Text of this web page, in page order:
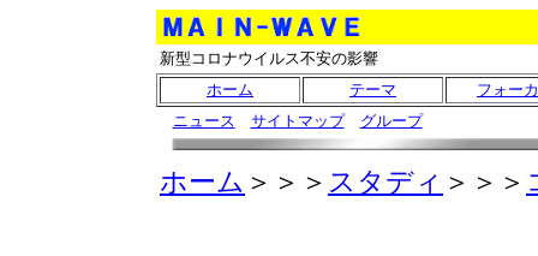
新型コロナウイルス不安の影響
ホーム
テーマ
フォー
ニュース
サイトマップ グループ
ホーム ＞＞＞ スタディ ＞＞＞